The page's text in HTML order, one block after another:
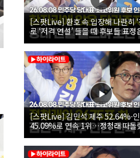
[스팟Live] 환호 속 입장해 나란히
로 ‘저격 연설’ 들을 때 후보들 표정
26.08.08 더불어민주당 당대표·최
보 인천 합동연설회
[스팟Live] 김민석 제주 52.64%·
45.09%로 연속 1위…정청래 따돌
26.08.08 더불어민주당 당대표·최고
보 인천 합동연설회